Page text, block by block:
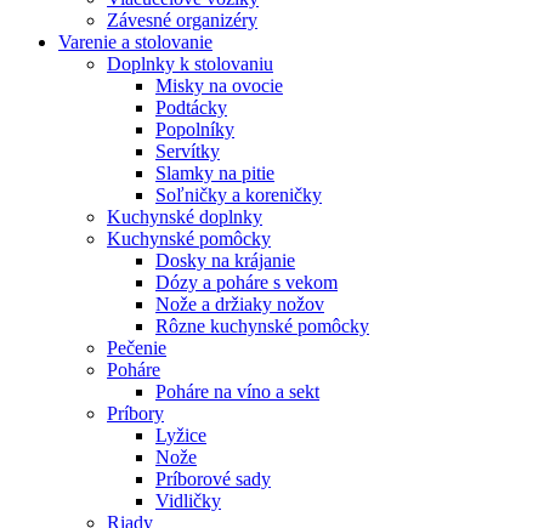
Závesné organizéry
Varenie a stolovanie
Doplnky k stolovaniu
Misky na ovocie
Podtácky
Popolníky
Servítky
Slamky na pitie
Soľničky a koreničky
Kuchynské doplnky
Kuchynské pomôcky
Dosky na krájanie
Dózy a poháre s vekom
Nože a držiaky nožov
Rôzne kuchynské pomôcky
Pečenie
Poháre
Poháre na víno a sekt
Príbory
Lyžice
Nože
Príborové sady
Vidličky
Riady